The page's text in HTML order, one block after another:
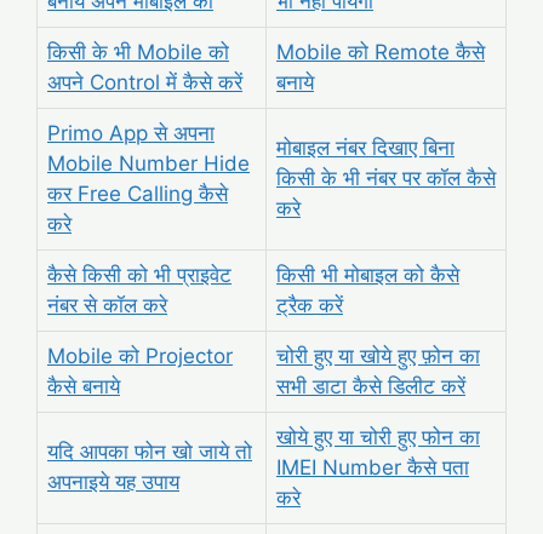
किसी के भी Mobile को
अपने Control में कैसे करें
Mobile को Remote कैसे
बनाये
Primo App से अपना
Mobile Number Hide
कर Free Calling कैसे
करे
मोबाइल नंबर दिखाए बिना
किसी के भी नंबर पर कॉल कैसे
करे
कैसे किसी को भी प्राइवेट
नंबर से कॉल करे
किसी भी मोबाइल को कैसे
ट्रैक करें
Mobile को Projector
कैसे बनाये
चोरी हुए या खोये हुए फ़ोन का
सभी डाटा कैसे डिलीट करें
यदि आपका फोन खो जाये तो
अपनाइये यह उपाय
खोये हुए या चोरी हुए फोन का
IMEI Number कैसे पता
करे